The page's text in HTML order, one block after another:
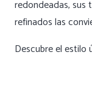
redondeadas, sus
refinados las
Descubre el estilo